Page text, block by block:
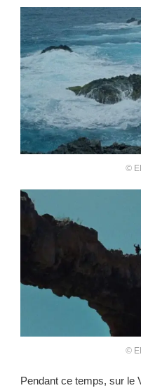
©
©
Pendant ce temps, sur le